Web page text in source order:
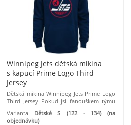
Winnipeg Jets dětská mikina
s kapucí Prime Logo Third
Jersey
Dětská mikina Winnipeg Jets Prime Logo
Third Jersey Pokud jsi fanouškem týmu
Varianta Dětské S (122 - 134) (na
objednávku)